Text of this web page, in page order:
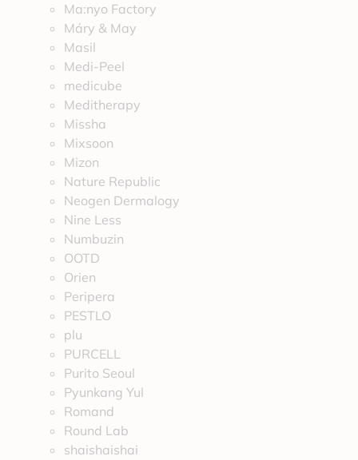
Ma:nyo Factory
Máry & May
Masil
Medi-Peel
medicube
Meditherapy
Missha
Mixsoon
Mizon
Nature Republic
Neogen Dermalogy
Nine Less
Numbuzin
OOTD
Orien
Peripera
PESTLO
plu
PURCELL
Purito Seoul
Pyunkang Yul
Romand
Round Lab
shaishaishai